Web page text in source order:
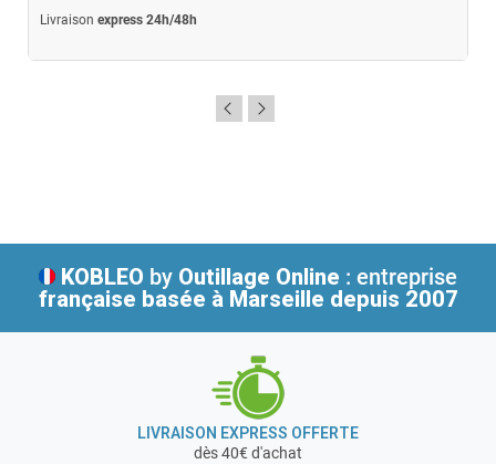
Livraison express 24h/48h
KOBLEO by Outillage Online : entreprise
française basée à Marseille depuis 2007
LIVRAISON EXPRESS OFFERTE
dès 40€ d'achat